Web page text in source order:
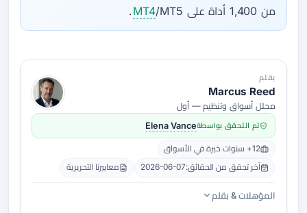
من 1,400 أداة على
MT4/MT5.
بقلم
Marcus Reed
محلل أسواق وتنظيم — أول
تم التحقق بواسطةElena Vance
12+ سنوات خبرة في الأسواق
آخر تحقق من الحقائق:2026-06-07 معاييرنا التحريرية
المؤهلات & بقلم